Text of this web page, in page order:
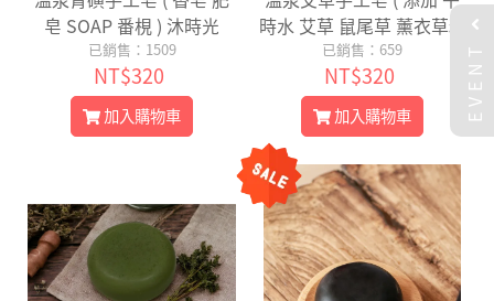
皂 SOAP 番梘 ) 沐時光
已銷售：1509
NT$320
加入購物車
時水 艾草 鼠尾草 薰衣草精
油 ) 沐時光
已銷售：659
NT$320
加入購物車 EVENT